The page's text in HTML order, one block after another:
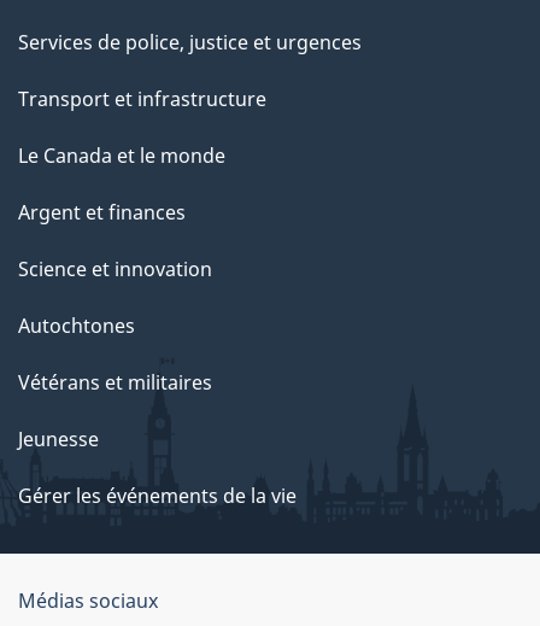
Services de police, justice et urgences
Transport et infrastructure
Le Canada et le monde
Argent et finances
Science et innovation
Autochtones
Vétérans et militaires
Jeunesse
Gérer les événements de la vie
Organisation
Médias sociaux